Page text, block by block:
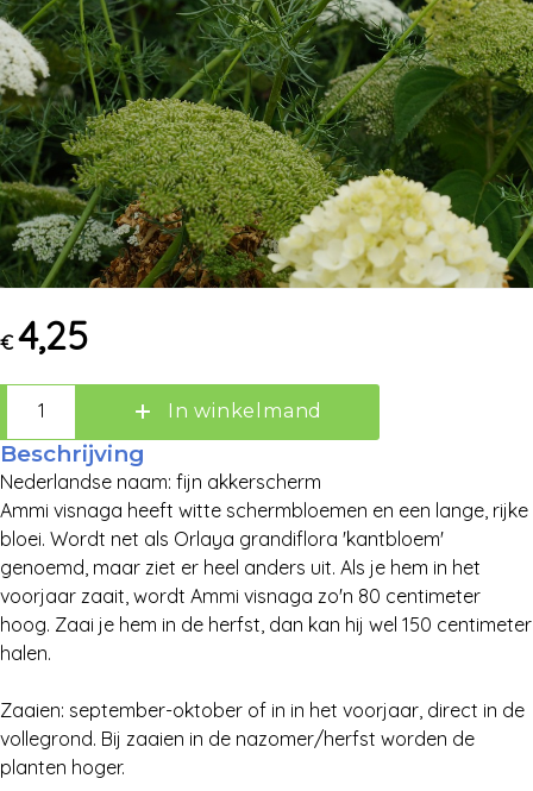
€ 4,25
In winkelmand
Beschrijving
Nederlandse naam: fijn akkerscherm
Ammi visnaga heeft witte schermbloemen en een lange, rijke
bloei. Wordt net als Orlaya grandiflora 'kantbloem'
genoemd, maar ziet er heel anders uit. Als je hem in het
voorjaar zaait, wordt Ammi visnaga zo'n 80 centimeter
hoog. Zaai je hem in de herfst, dan kan hij wel 150 centimeter
halen.
Zaaien: september-oktober of in in het voorjaar, direct in de
vollegrond. Bij zaaien in de nazomer/herfst worden de
planten hoger.
Zoek:
Zoeken